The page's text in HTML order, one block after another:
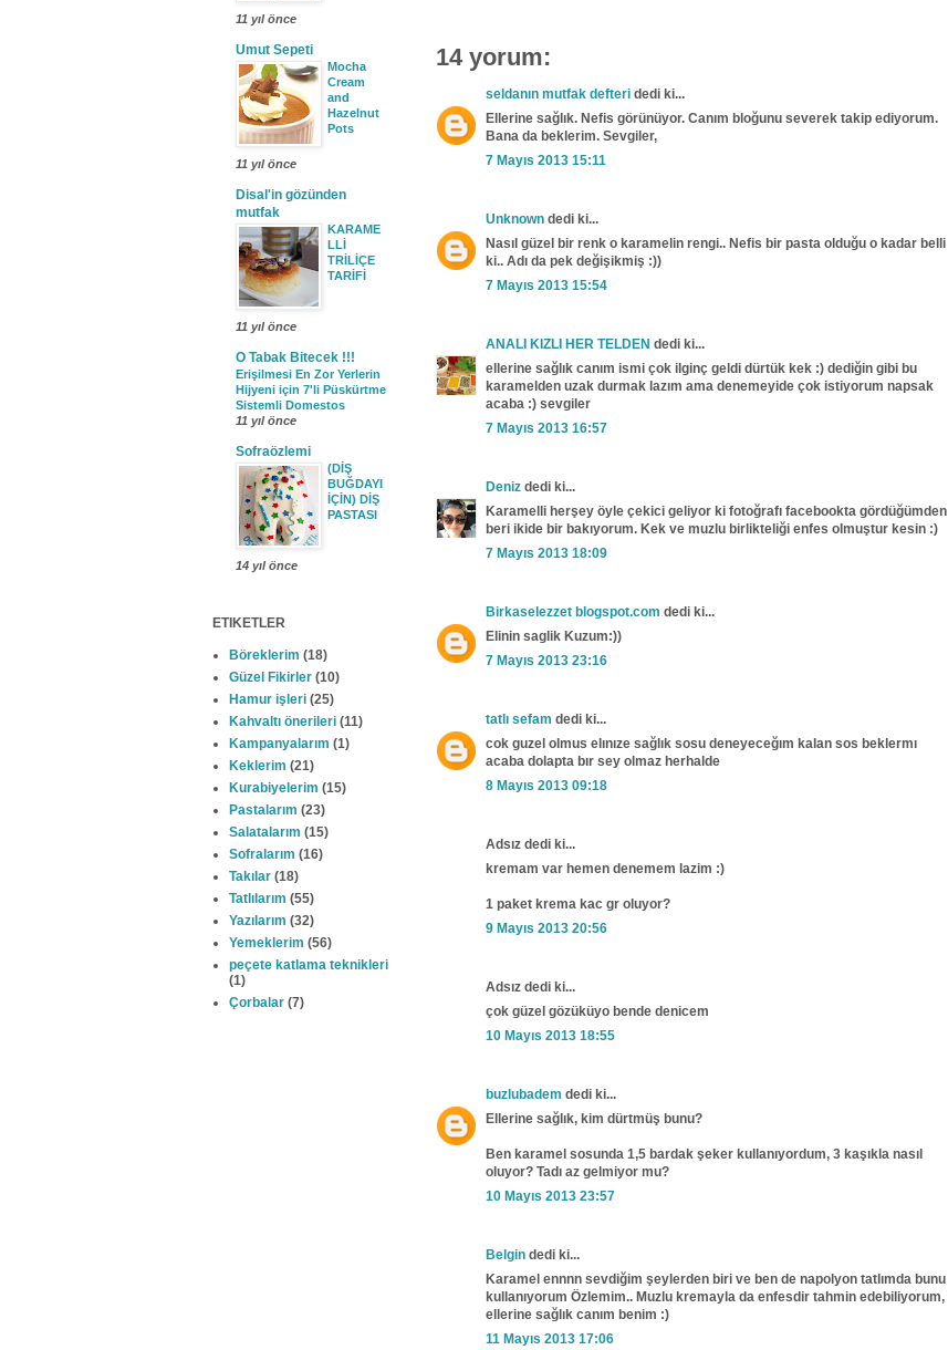
14 yorum:
seldanın mutfak defteri dedi ki...
Ellerine sağlık. Nefis görünüyor. Canım bloğunu severek takip ediyorum.
Bana da beklerim. Sevgiler,
7 Mayıs 2013 15:11
Unknown dedi ki...
Nasıl güzel bir renk o karamelin rengi.. Nefis bir pasta olduğu o kadar belli
ki.. Adı da pek değişikmiş :))
7 Mayıs 2013 15:54
ANALI KIZLI HER TELDEN dedi ki...
ellerine sağlık canım ismi çok ilginç geldi dürtük kek :) dediğin gibi bu
karamelden uzak durmak lazım ama denemeyide çok istiyorum napsak
acaba :) sevgiler
7 Mayıs 2013 16:57
Deniz dedi ki...
Karamelli herşey öyle çekici geliyor ki fotoğrafı facebookta gördüğümden
beri ikide bir bakıyorum. Kek ve muzlu birlikteliği enfes olmuştur kesin :)
7 Mayıs 2013 18:09
Birkaselezzet blogspot.com dedi ki...
Elinin saglik Kuzum:))
7 Mayıs 2013 23:16
tatlı sefam dedi ki...
cok guzel olmus elınıze sağlık sosu deneyeceğım kalan sos beklermı
acaba dolapta bır sey olmaz herhalde
8 Mayıs 2013 09:18
Adsız dedi ki...
kremam var hemen denemem lazim :)
1 paket krema kac gr oluyor?
9 Mayıs 2013 20:56
Adsız dedi ki...
çok güzel gözüküyo bende denicem
10 Mayıs 2013 18:55
buzlubadem dedi ki...
Ellerine sağlık, kim dürtmüş bunu?
Ben karamel sosunda 1,5 bardak şeker kullanıyordum, 3 kaşıkla nasıl
oluyor? Tadı az gelmiyor mu?
10 Mayıs 2013 23:57
Belgin dedi ki...
Karamel ennnn sevdiğim şeylerden biri ve ben de napolyon tatlımda bunu
kullanıyorum Özlemim.. Muzlu kremayla da enfesdir tahmin edebiliyorum,
ellerine sağlık canım benim :)
11 Mayıs 2013 17:06
11 yıl önce
Umut Sepeti
Mocha
Cream
and
Hazelnut
Pots
11 yıl önce
Disal'in gözünden
mutfak
KARAME
LLİ
TRİLİÇE
TARİFİ
11 yıl önce
O Tabak Bitecek !!!
Erişilmesi En Zor Yerlerin
Hijyeni için 7'li Püskürtme
Sistemli Domestos
11 yıl önce
Sofraözlemi
(DİŞ
BUĞDAYI
İÇİN) DİŞ
PASTASI
14 yıl önce
ETIKETLER
Böreklerim (18)
Güzel Fikirler (10)
Hamur işleri (25)
Kahvaltı önerileri (11)
Kampanyalarım (1)
Keklerim (21)
Kurabiyelerim (15)
Pastalarım (23)
Salatalarım (15)
Sofralarım (16)
Takılar (18)
Tatlılarım (55)
Yazılarım (32)
Yemeklerim (56)
peçete katlama teknikleri
(1)
Çorbalar (7)